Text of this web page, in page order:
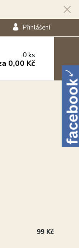
Přihlášení
0ks
0,00 Kč
99 Kč